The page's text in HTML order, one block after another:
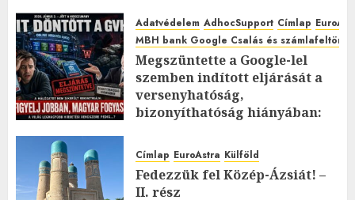
Adatvédelem AdhocSupport Címlap
MBH bank Google Csalás és
Megszüntette a Google-lel
szemben indított eljárását a
versenyhatóság,
bizonyíthatóság hiányában:
2026.JÚLIUS.23. CSÜTÖRTÖK.
0
Címlap EuroAstra Külföld
Fedezzük fel Közép-Ázsiát! –
II. rész